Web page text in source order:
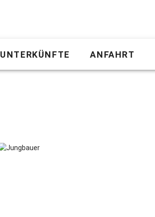
UNTERKÜNFTE ANFAHRT